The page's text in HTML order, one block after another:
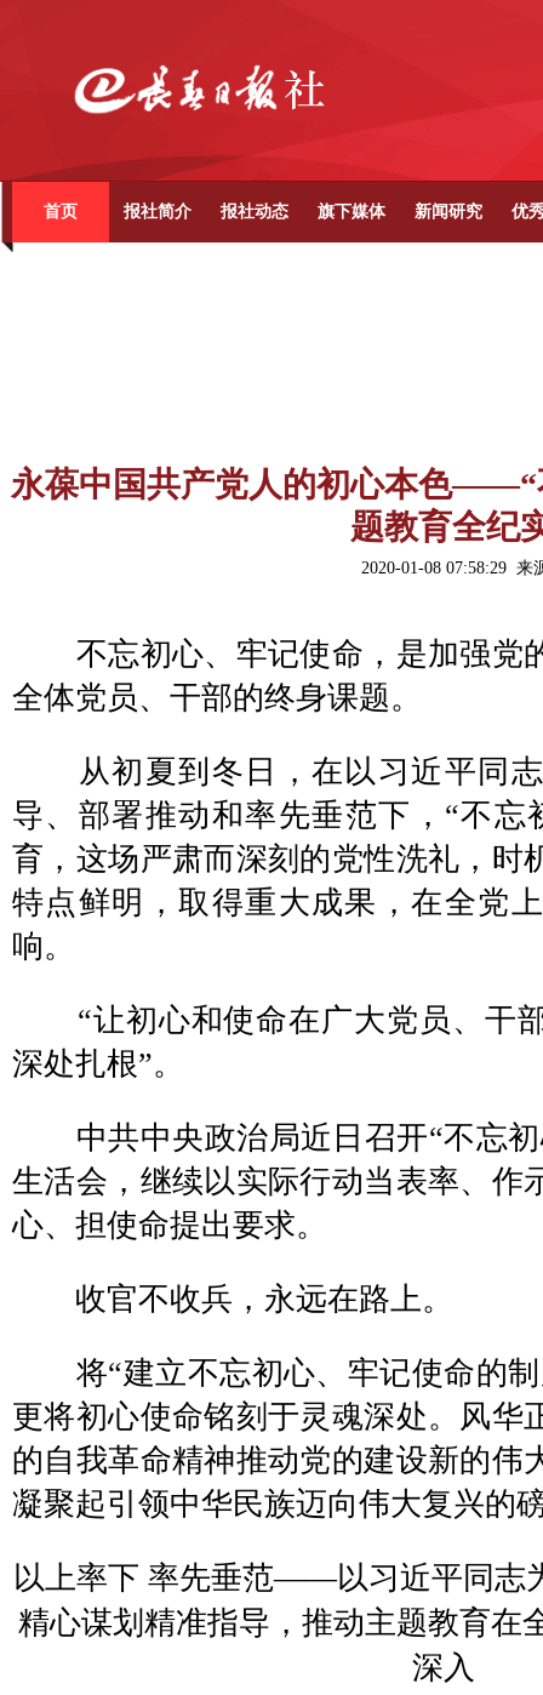
首页 报社简介 报社动态 旗下媒体 新闻研究 优
永葆中国共产党人的初心本色——“
题教育全纪
2020-01-08 07:58:29 来
不忘初心、牢记使命，是加强党
全体党员、干部的终身课题。
从初夏到冬日，在以习近平同志
导、部署推动和率先垂范下，“不忘
育，这场严肃而深刻的党性洗礼，时
特点鲜明，取得重大成果，在全党
响。
“让初心和使命在广大党员、干
深处扎根”。
中共中央政治局近日召开“不忘初
生活会，继续以实际行动当表率、作
心、担使命提出要求。
收官不收兵，永远在路上。
将“建立不忘初心、牢记使命的制
更将初心使命铭刻于灵魂深处。风华
的自我革命精神推动党的建设新的伟
凝聚起引领中华民族迈向伟大复兴的
以上率下 率先垂范——以习近平同志
精心谋划精准指导，推动主题教育在
深入